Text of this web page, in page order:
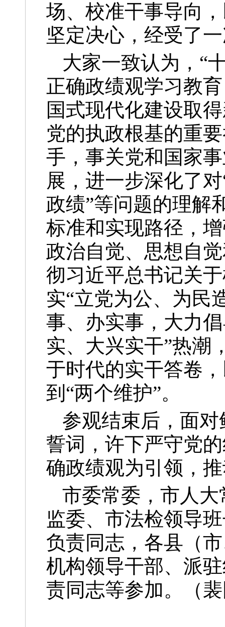
场、校准干事导向
坚定决心，经受了
大家一致认为，“
正确政绩观学习教
国式现代化建设取
党的执政根基的重
手，事关党和国家
展，进一步深化了
政绩”等问题的理解
标准和实现路径，
政治自觉、思想自
彻习近平总书记关
实“立党为公、为民
事、办实事，大力
实、大兴实干”热潮
于时代的实干答卷
到“两个维护”。
参观结束后，面
誓词，许下严守党
确政绩观为引领，
市委常委，市人
监委、市法检领导
负责同志，各县（
机构领导干部、派
责同志等参加。（